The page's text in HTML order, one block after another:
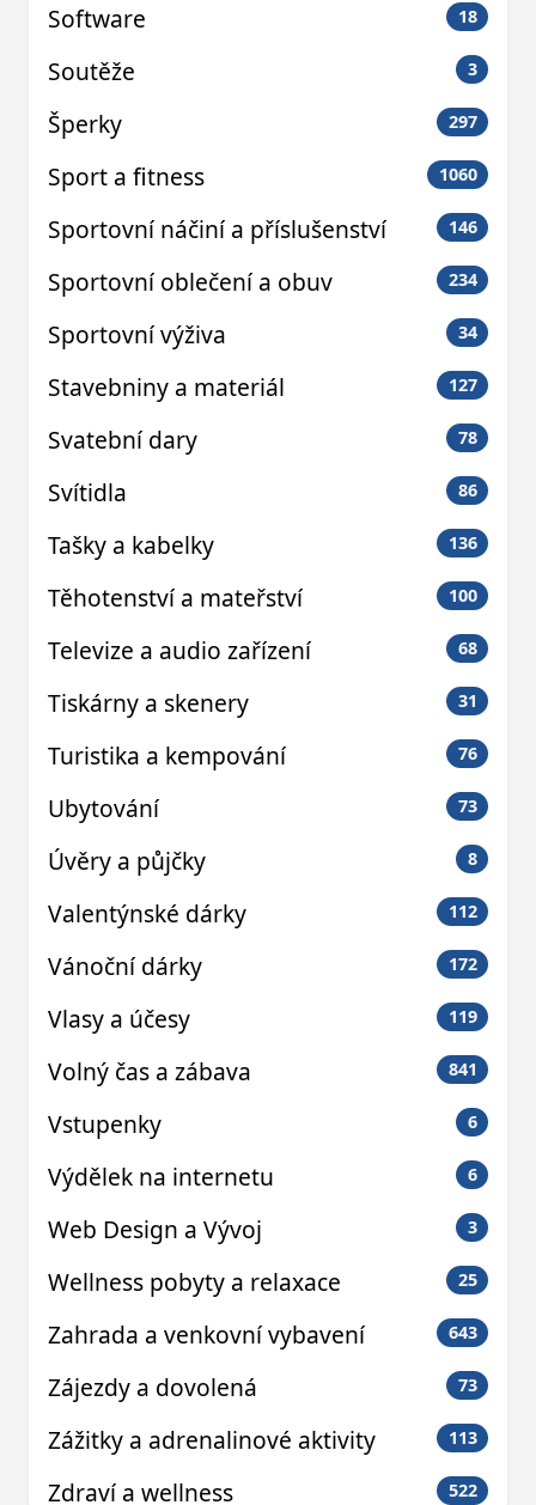
Software 18
Soutěže 3
Šperky 297
Sport a fitness 1060
Sportovní náčiní a příslušenství 146
Sportovní oblečení a obuv 234
Sportovní výživa 34
Stavebniny a materiál 127
Svatební dary 78
Svítidla 86
Tašky a kabelky 136
Těhotenství a mateřství 100
Televize a audio zařízení 68
Tiskárny a skenery 31
Turistika a kempování 76
Ubytování 73
Úvěry a půjčky 8
Valentýnské dárky 112
Vánoční dárky 172
Vlasy a účesy 119
Volný čas a zábava 841
Vstupenky 6
Výdělek na internetu 6
Web Design a Vývoj 3
Wellness pobyty a relaxace 25
Zahrada a venkovní vybavení 643
Zájezdy a dovolená 73
Zážitky a adrenalinové aktivity 113
Zdraví a wellness 522